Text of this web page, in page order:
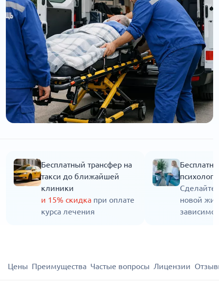
Бесплатный трансфер на
такси до ближайшей
клиники
и 15% скидка при оплате
курса лечения
психолога
Сделайте
новой
Цены Преимущества Частые вопросы Лицензии